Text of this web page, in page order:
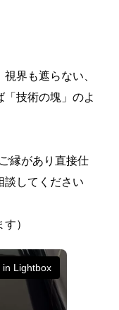
界も遮らない、
技術の塊」のよ
縁があり直接仕
談してください
）
in Lightbox